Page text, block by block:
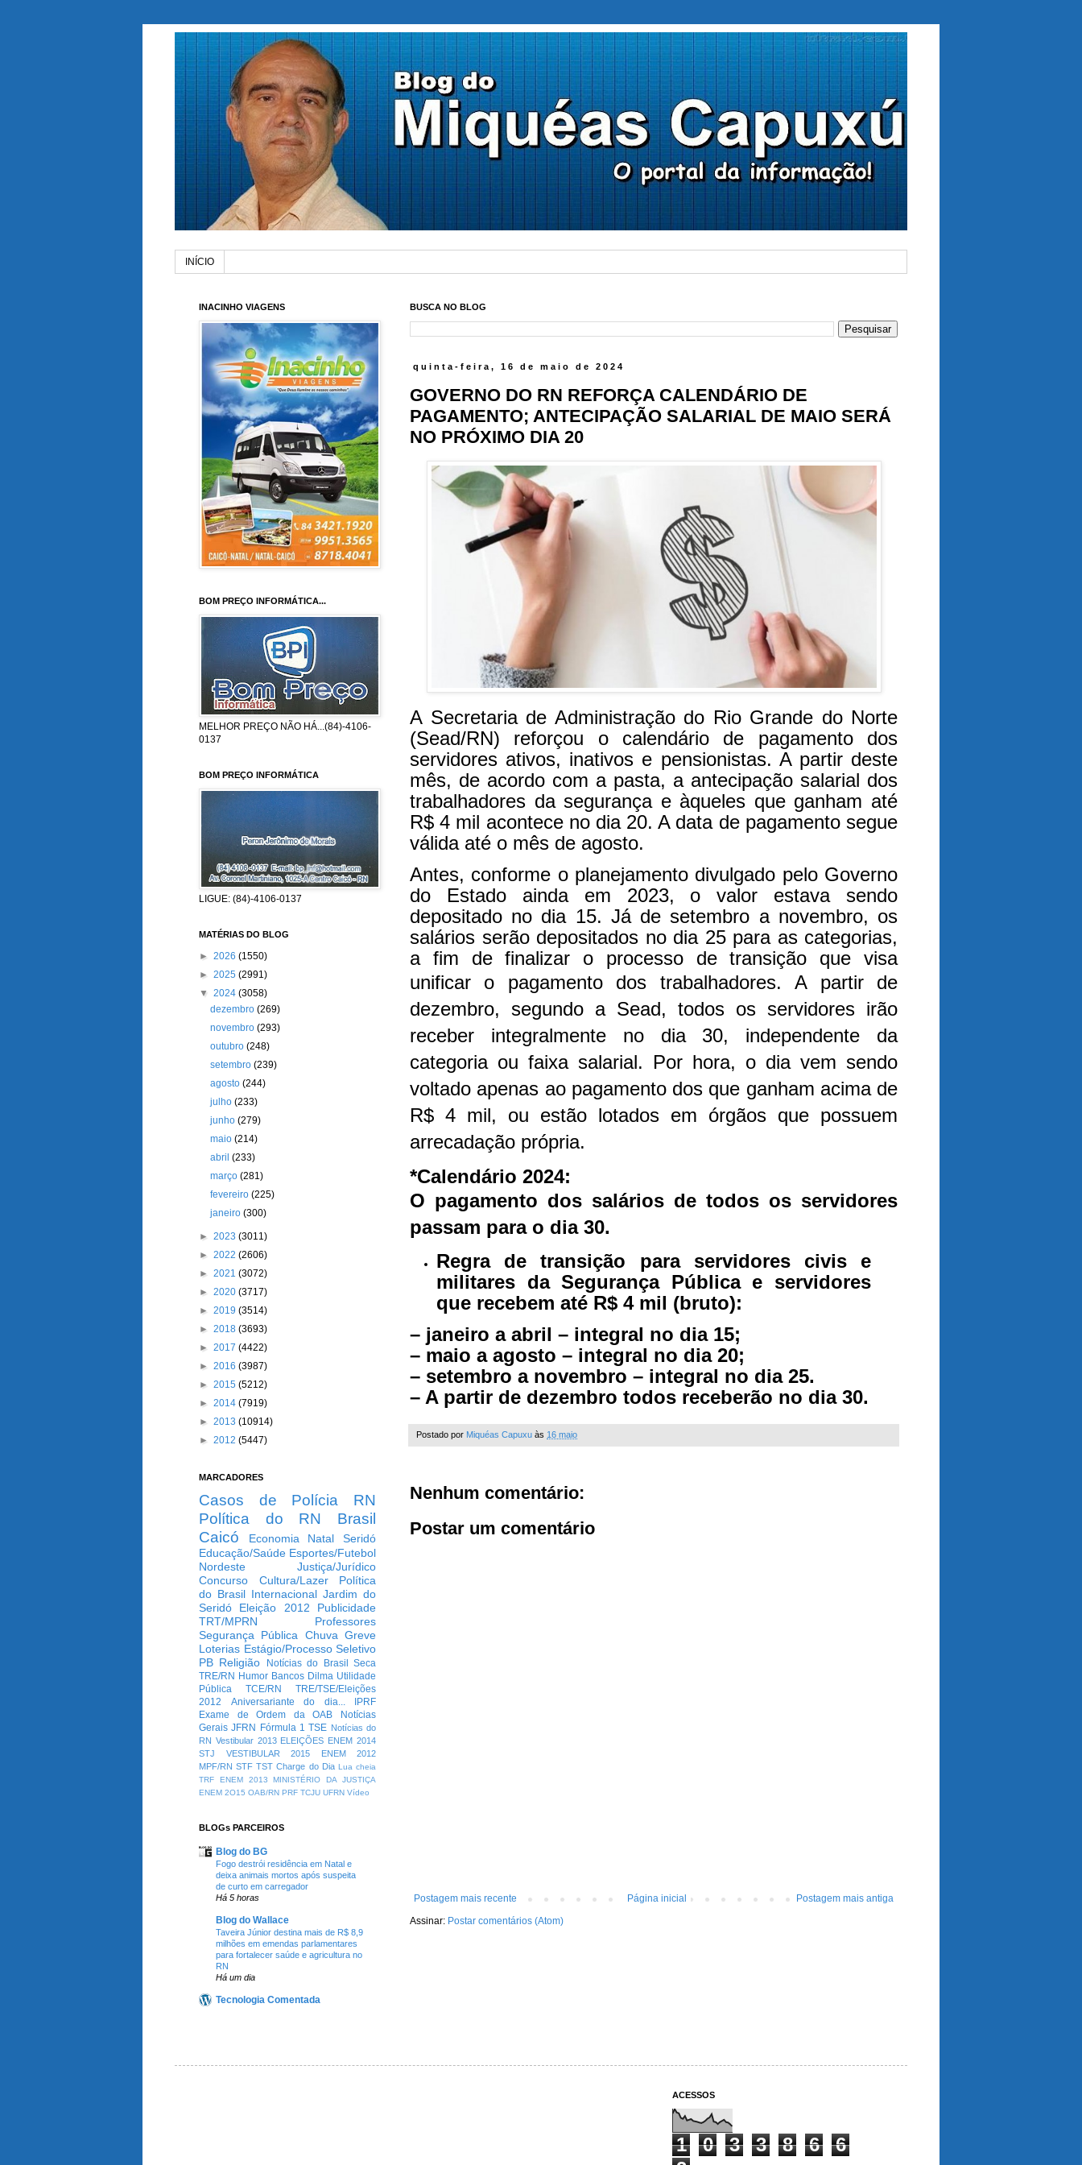
INÍCIO
BUSCA NO BLOG
quinta-feira, 16 de maio de 2024
GOVERNO DO RN REFORÇA CALENDÁRIO DE
PAGAMENTO; ANTECIPAÇÃO SALARIAL DE MAIO SERÁ
NO PRÓXIMO DIA 20
A Secretaria de Administração do Rio Grande do Norte
(Sead/RN) reforçou o calendário de pagamento dos
servidores ativos, inativos e pensionistas. A partir deste
mês, de acordo com a pasta, a antecipação salarial dos
trabalhadores da segurança e àqueles que ganham até
R$ 4 mil acontece no dia 20. A data de pagamento segue
válida até o mês de agosto.
Antes, conforme o planejamento divulgado pelo Governo
do Estado ainda em 2023, o valor estava sendo
depositado no dia 15. Já de setembro a novembro, os
salários serão depositados no dia 25 para as categorias,
a fim de finalizar o processo de transição que visa
unificar o pagamento dos trabalhadores.A partir de
dezembro, segundo a Sead, todos os servidores irão
receber integralmente no dia 30, independente da
categoria ou faixa salarial. Por hora, o dia vem sendo
voltado apenas ao pagamento dos que ganham acima de
R$ 4 mil, ou estão lotados em órgãos que possuem
arrecadação própria.
*Calendário 2024:
O pagamento dos salários de todos os servidores
passam para o dia 30.
Regra de transição para servidores civis e
militares da Segurança Pública e servidores
que recebem até R$ 4 mil (bruto):
– janeiro a abril – integral no dia 15;
– maio a agosto – integral no dia 20;
– setembro a novembro – integral no dia 25.
– A partir de dezembro todos receberão no dia 30.
Postado por Miquéas Capuxu às 16 maio
Nenhum comentário:
Postar um comentário
Postagem mais recente Postagem mais antiga
Página inicial
Assinar: Postar comentários (Atom)
INACINHO VIAGENS
BOM PREÇO INFORMÁTICA...
MELHOR PREÇO NÃO HÁ...(84)-4106-
0137
BOM PREÇO INFORMÁTICA
LIGUE: (84)-4106-0137
MATÉRIAS DO BLOG
► 2026 (1550)
► 2025 (2991)
▼ 2024 (3058)
dezembro(269)
novembro(293)
outubro(248)
setembro(239)
agosto(244)
julho(233)
junho(279)
maio(214)
abril(233)
março(281)
fevereiro(225)
janeiro(300)
► 2023 (3011)
► 2022 (2606)
► 2021 (3072)
► 2020 (3717)
► 2019 (3514)
► 2018 (3693)
► 2017 (4422)
► 2016 (3987)
► 2015 (5212)
► 2014 (7919)
► 2013 (10914)
► 2012 (5447)
MARCADORES
Casos de Polícia
RN
Política do RN
Brasil
Caicó
Economia Natal
Seridó
Educação/Saúde Esportes/Futebol
Nordeste
Justiça/Jurídico
Concurso
Cultura/Lazer
Política
do Brasil Internacional Jardim do
Seridó
Eleição 2012
Publicidade
TRT/MPRN
Professores
Segurança Pública Chuva Greve
Loterias Estágio/Processo Seletivo
PB Religião Notícias do Brasil
Seca
TRE/RN Humor Bancos Dilma Utilidade
Pública
TCE/RN
TRE/TSE/Eleições
2012
Aniversariante do dia...
IPRF
Exame de Ordem da OAB
Notícias
Gerais JFRN Fórmula 1 TSE Notícias do
RN Vestibular 2013 ELEIÇÕES ENEM 2014
STJ
VESTIBULAR 2015
ENEM 2012
MPF/RN STF TST Charge do Dia Lua cheia
TRF
ENEM 2013
MINISTÉRIO DA JUSTIÇA
ENEM 2O15 OAB/RN PRF TCJU UFRN Vídeo
BLOGs PARCEIROS
Blog do BG
Fogo destrói residência em Natal e
deixa animais mortos após suspeita
de curto em carregador
Há 5 horas
Blog do Wallace
Taveira Júnior destina mais de R$ 8,9
milhões em emendas parlamentares
para fortalecer saúde e agricultura no
RN
Há um dia
Tecnologia Comentada
ACESSOS
1 0 3 3 8 6
6